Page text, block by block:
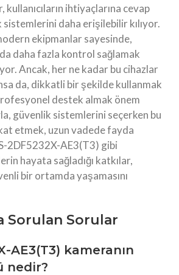
ihtiyaçlarına cevap
daha erişilebilir kılıyor.
ekipmanlar sayesinde,
daha fazla kontrol sağlamak
Ancak, her ne kadar bu cihazlar
da, dikkatli bir şekilde kullanmak
destek almak önem
güvenlik sistemlerini seçerken bu
etmek, uzun vadede fayda
2DF5232X-AE3(T3) gibi
hayata sağladığı katkılar,
bir ortamda yaşamasını
Sorulan Sorular
AE3(T3) kameranın
nedir?